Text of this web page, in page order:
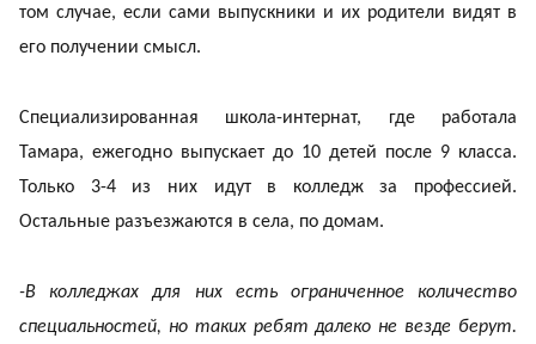
том случае, если сами выпускники и их родители видят в
его получении смысл.
Специализированная школа-интернат, где работала
Тамара, ежегодно выпускает до 10 детей после 9 класса.
Только 3-4 из них идут в колледж за профессией.
Остальные разъезжаются в села, по домам.
-В колледжах для них есть ограниченное количество
специальностей, но таких ребят далеко не везде берут.